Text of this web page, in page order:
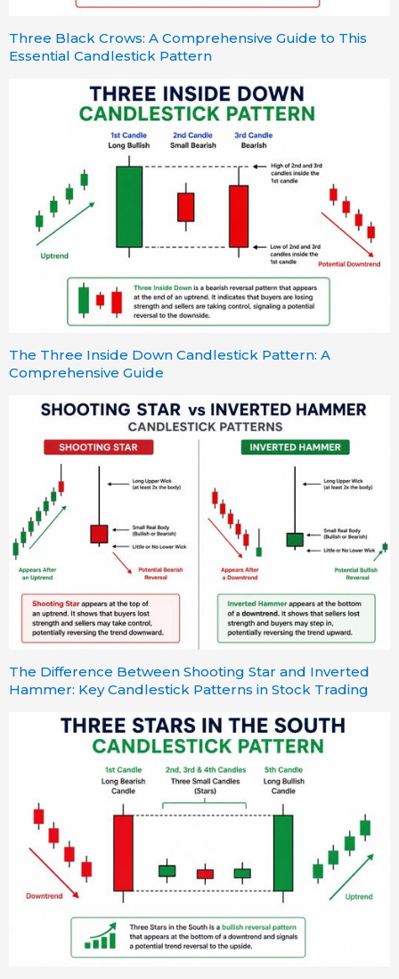
Three Black Crows: A Comprehensive Guide to This
Essential Candlestick Pattern
The Three Inside Down Candlestick Pattern: A
Comprehensive Guide
The Difference Between Shooting Star and Inverted
Hammer: Key Candlestick Patterns in Stock Trading